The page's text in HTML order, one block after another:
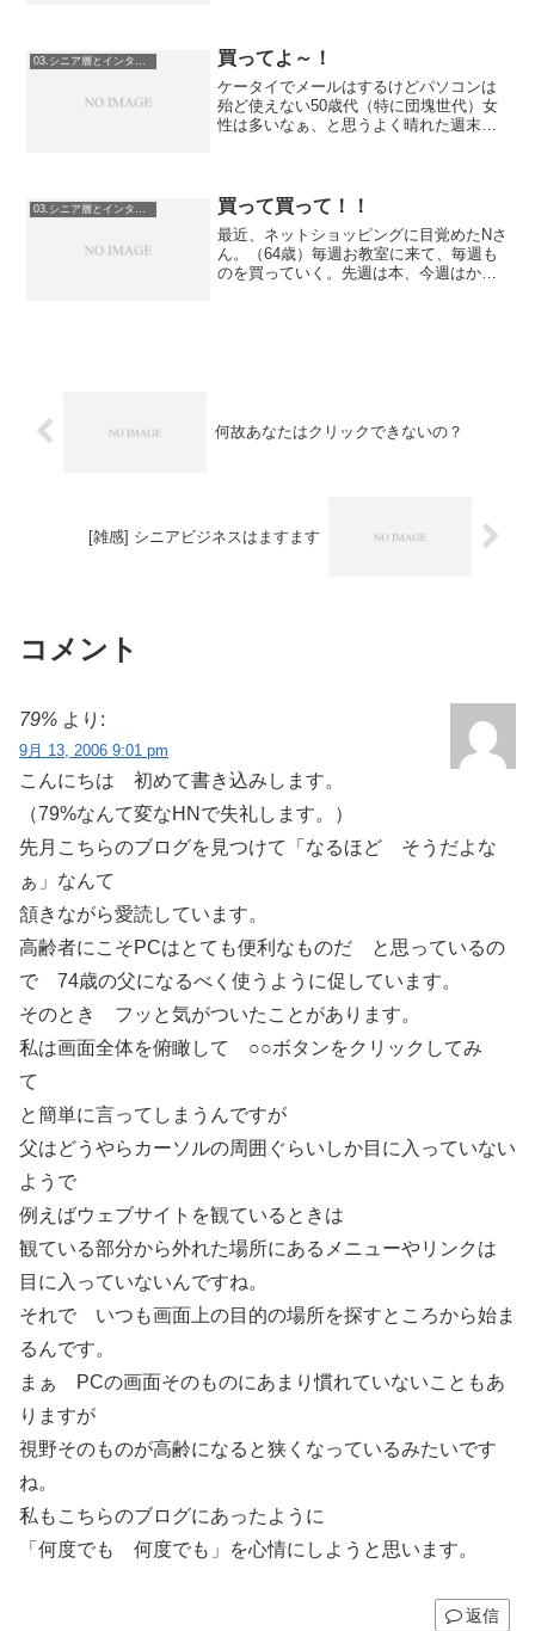
え？私の場合？「本音です...
買ってよ～！
ケータイでメールはするけどパソコンは
殆ど使えない50歳代（特に団塊世代）女
性は多いなぁ、と思うよく晴れた週末、
いいのないかしら」と...
買って買って！！
最近、ネットショッピングに目覚めたNさ
ん。（64歳）毎週お教室に来て、毎週も
のを買っていく。先週は本、今週はか
何故あなたはクリックできないの？
[雑感] シニアビジネスはますます
コメント
79% より:
9月 13, 2006 9:01 pm
こんにちは 初めて書き込みします。
（79%なんて変なHNで失礼します。）
先月こちらのブログを見つけて「なるほど そうだよな
ぁ」なんて
頷きながら愛読しています。
高齢者にこそPCはとても便利なものだ と思っているの
で 74歳の父になるべく使うように促しています。
そのとき フッと気がついたことがあります。
私は画面全体を俯瞰して ○○ボタンをクリックしてみ
て
と簡単に言ってしまうんですが
父はどうやらカーソルの周囲ぐらいしか目に入っていない
ようで
例えばウェブサイトを観ているときは
観ている部分から外れた場所にあるメニューやリンクは
目に入っていないんですね。
それで いつも画面上の目的の場所を探すところから始ま
るんです。
まぁ PCの画面そのものにあまり慣れていないこともあ
りますが
視野そのものが高齢になると狭くなっているみたいです
ね。
私もこちらのブログにあったように
「何度でも 何度でも」を心情にしようと思います。
返信